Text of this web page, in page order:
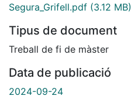
Segura_Grifell.pdf (3.12 MB)
Tipus de document
Treball de fi de màster
Data de publicació
2024-09-24